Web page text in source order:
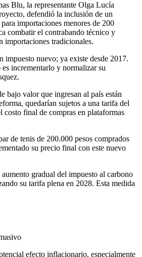
Blu, la representante Olga Lucía
defendió la inclusión de un
importaciones menores de 200
combatir el contrabando técnico y
importaciones tradicionales.
impuesto nuevo; ya existe desde 2017.
incrementarlo y normalizar su
bajo valor que ingresan al país están
quedarían sujetos a una tarifa del
costo final de compras en plataformas
de tenis de 200.000 pesos comprados
su precio final con este nuevo
gradual del impuesto al carbono
su tarifa plena en 2028. Esta medida
efecto inflacionario, especialmente